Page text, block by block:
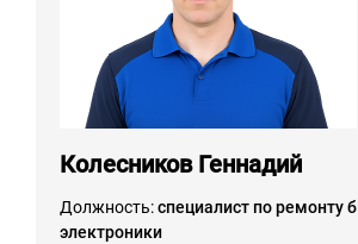
Колесников Геннадий
Должность:специалист по ремонту
электроники